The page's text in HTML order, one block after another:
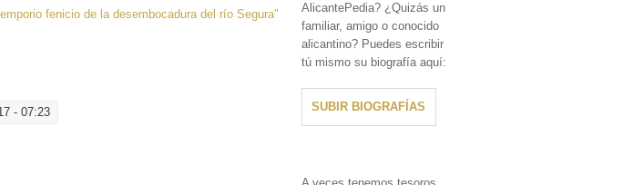
fenicio de la desembocadura del río Segura"
- 07:23
AlicantePedia? ¿Quizás un
familiar, amigo o conocido
alicantino? Puedes escribir
tú mismo su biografía aquí:
SUBIR BIOGRAFÍAS